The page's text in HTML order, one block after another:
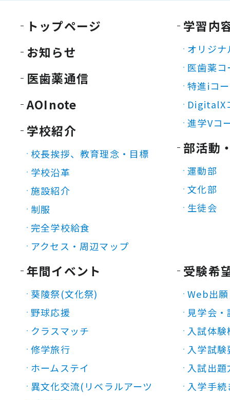
トップページ
お知らせ
医歯薬通信
AOInote
学校紹介
校長挨拶、教育理念・目標
学校沿革
施設紹介
制服
完全学校給食
アクセス・周辺マップ
学習内
オリジ
医歯薬コ
特進iコ
DigitalX
進学Vコ
部活動
運動部
文化部
生徒会
年間イベント
葵陵祭(文化祭)
野球応援
クラスマッチ
修学旅行
ホームステイ
異文化交流(リベラルアーツ
受験希
Web出願
見学会
入試体験
入学試験
入試出題
入学手続